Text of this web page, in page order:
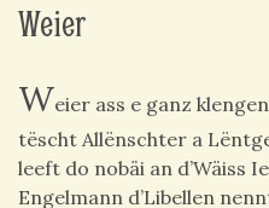
Weier
Weier ass e ganz
tëscht Allënschter a
leeft do nobäi an d’Wäiss
Engelmann d’Libellen